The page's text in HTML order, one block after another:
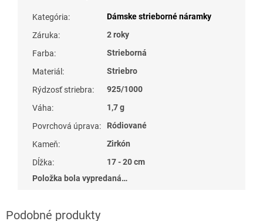
Kategória:
Dámske strieborné náramky
Záruka:
2 roky
Farba:
Strieborná
Materiál :
Striebro
Rýdzosť striebra:
925/1000
Váha:
1,7 g
Povrchová úprava:
Ródiované
Kameň:
Zirkón
Dĺžka:
17 - 20 cm
Položka bola vypredaná…